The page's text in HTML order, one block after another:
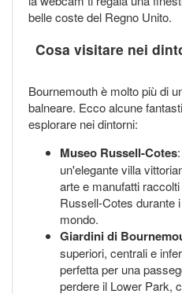
belle coste del Regno Unito.
Cosa visitare nei
Bournemouth è molto più di
balneare. Ecco alcune
esplorare nei dintorni:
Museo Russell-Cotes
un'elegante villa
arte e manufatti
Russell-Cotes durante
mondo.
Giardini di
superiori, centrali e
perfetta per una
perdere il Lower Park,